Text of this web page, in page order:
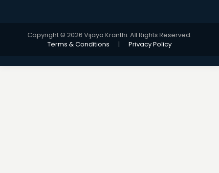
Copyright © 2026 Vijaya Kranthi. All Rights Reserved.
Terms & Conditions
| Privacy Policy